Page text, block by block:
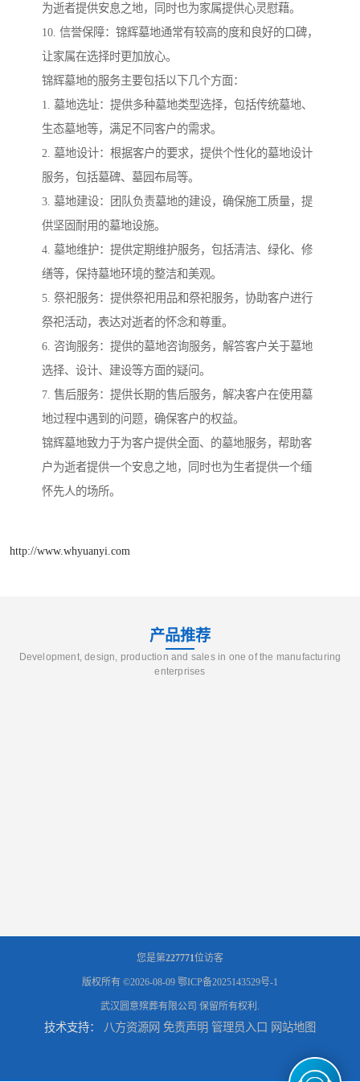
为逝者提供安息之地，同时也为家属提供心灵慰藉。
10. 信誉保障：锦辉墓地通常有较高的度和良好的口碑，
让家属在选择时更加放心。
锦辉墓地的服务主要包括以下几个方面：
1. 墓地选址：提供多种墓地类型选择，包括传统墓地、
生态墓地等，满足不同客户的需求。
2. 墓地设计：根据客户的要求，提供个性化的墓地设计
服务，包括墓碑、墓园布局等。
3. 墓地建设：团队负责墓地的建设，确保施工质量，提
供坚固耐用的墓地设施。
4. 墓地维护：提供定期维护服务，包括清洁、绿化、修
缮等，保持墓地环境的整洁和美观。
5. 祭祀服务：提供祭祀用品和祭祀服务，协助客户进行
祭祀活动，表达对逝者的怀念和尊重。
6. 咨询服务：提供的墓地咨询服务，解答客户关于墓地
选择、设计、建设等方面的疑问。
7. 售后服务：提供长期的售后服务，解决客户在使用墓
地过程中遇到的问题，确保客户的权益。
锦辉墓地致力于为客户提供全面、的墓地服务，帮助客
户为逝者提供一个安息之地，同时也为生者提供一个缅
怀先人的场所。
http://www.whyuanyi.com
产品推荐
Development, design, production and sales in one of the manufacturing
enterprises
您是第227771位访客
版权所有 ©2026-08-09 鄂ICP备2025143529号-1
武汉圆意殡葬有限公司 保留所有权利.
技术支持： 八方资源网 免责声明 管理员入口 网站地图